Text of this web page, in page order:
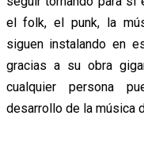
el folk, el punk, la
siguen instalando en
gracias a su obra
cualquier persona
desarrollo de la música